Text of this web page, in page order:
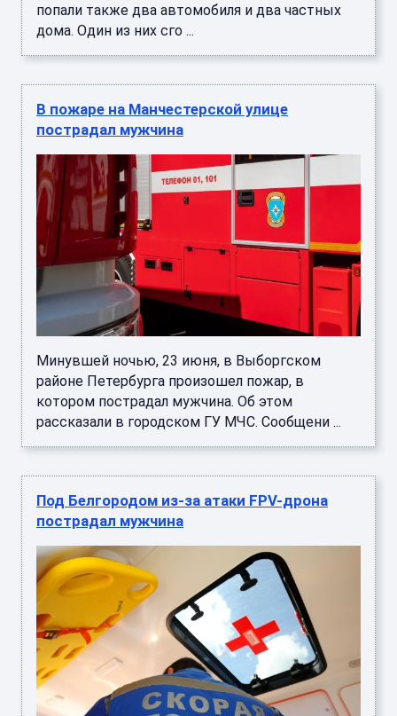
попали также два автомобиля и два частных
дома. Один из них сго ...
В пожаре на Манчестерской улице
пострадал мужчина
Минувшей ночью, 23 июня, в Выборгском
районе Петербурга произошел пожар, в
котором пострадал мужчина. Об этом
рассказали в городском ГУ МЧС. Сообщени ...
Под Белгородом из-за атаки FPV-дрона
пострадал мужчина